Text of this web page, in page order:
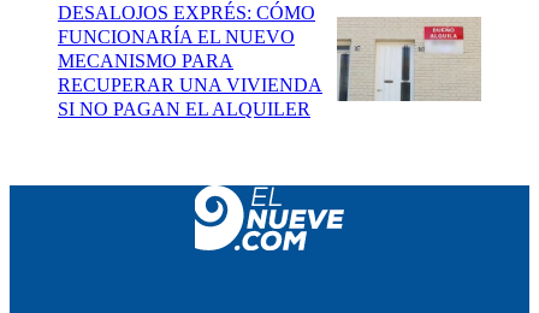
DESALOJOS EXPRÉS: CÓMO
FUNCIONARÍA EL NUEVO
MECANISMO PARA
RECUPERAR UNA VIVIENDA
SI NO PAGAN EL ALQUILER